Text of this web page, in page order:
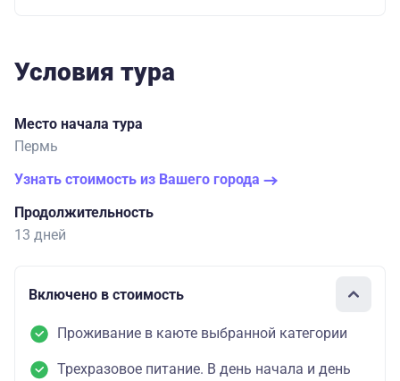
Условия тура
Место начала тура
Пермь
Узнать стоимость из Вашего города
Продолжительность
13 дней
Включено в стоимость
Проживание в каюте выбранной категории
Трехразовое питание. В день начала и день